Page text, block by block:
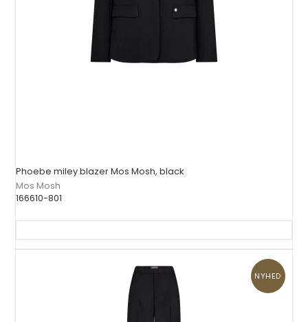
Phoebe miley blazer Mos Mosh, black
Mos Mosh
166610-801
NYHED